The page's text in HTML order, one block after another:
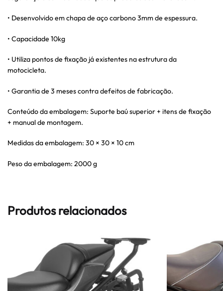
• Desenvolvido em chapa de aço carbono 3mm de espessura.
• Capacidade 10kg
• Utiliza pontos de fixação já existentes na estrutura da
motocicleta.
• Garantia de 3 meses contra defeitos de fabricação.
Conteúdo da embalagem: Suporte baú superior + itens de fixação
+ manual de montagem.
Medidas da embalagem: 30 × 30 × 10 cm
Peso da embalagem: 2000 g
Produtos relacionados